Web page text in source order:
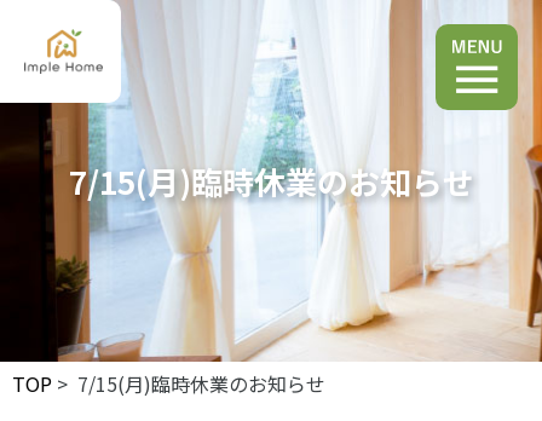
7/15(月)臨時休業のお知らせ
TOP > 7/15(月)臨時休業のお知らせ